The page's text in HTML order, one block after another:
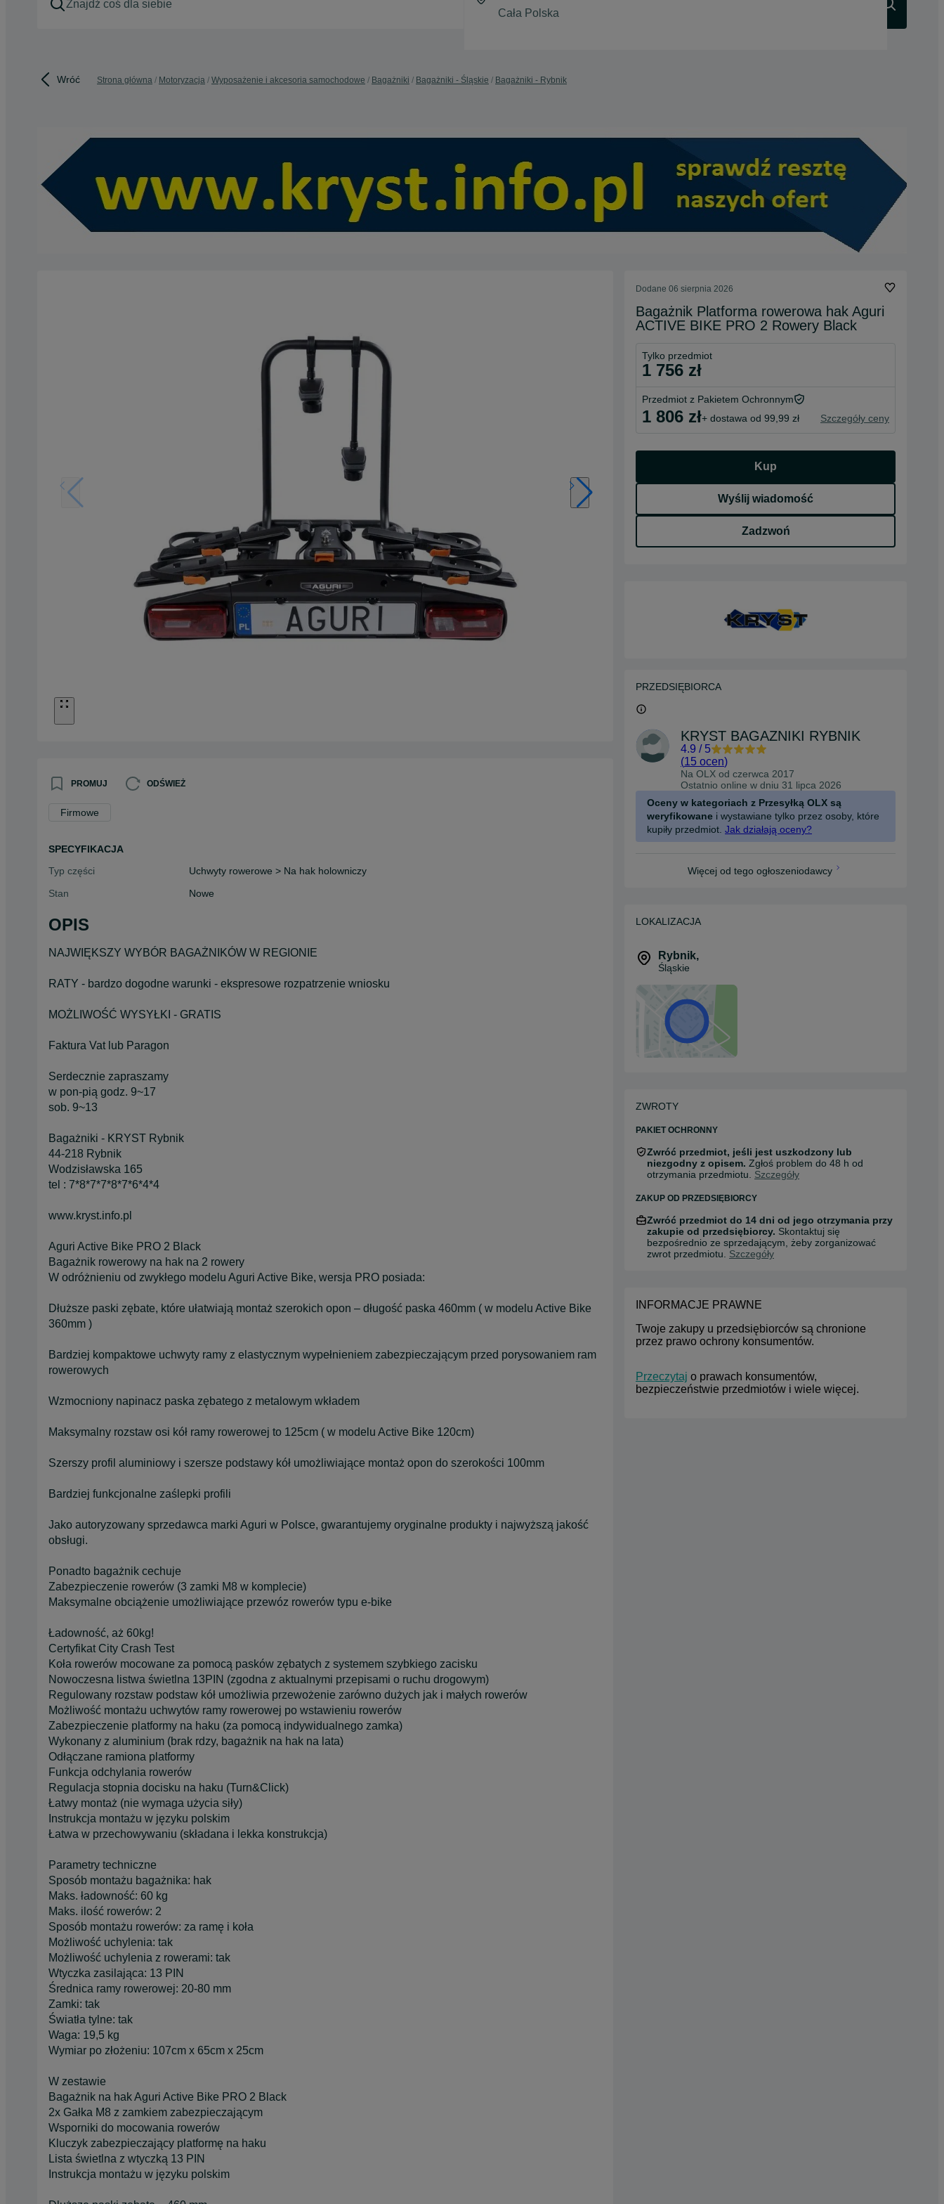
Wróć Strona główna Motoryzacja Wyposażenie i akcesoria samochodowe Bagażniki Bagażniki - Śląskie Bagażniki - Rybnik
PROMUJ ODŚWIEŻ
Firmowe
SPECYFIKACJA
Typ części
Uchwyty rowerowe > Na hak holowniczy
Stan
Nowe
OPIS
NAJWIĘKSZY WYBÓR BAGAŻNIKÓW W REGIONIE
RATY - bardzo dogodne warunki - ekspresowe rozpatrzenie wniosku
MOŻLIWOŚĆ WYSYŁKI - GRATIS
Faktura Vat lub Paragon
Serdecznie zapraszamy
w pon-pią godz. 9~17
sob. 9~13
Bagażniki - KRYST Rybnik
44-218 Rybnik
Wodzisławska 165
tel : 7*8*7*7*8*7*6*4*4
www.kryst.info.pl
Aguri Active Bike PRO 2 Black
Bagażnik rowerowy na hak na 2 rowery
W odróżnieniu od zwykłego modelu Aguri Active Bike, wersja PRO posiada:
Dłuższe paski zębate, które ułatwiają montaż szerokich opon – długość paska 460mm ( w modelu Active Bike
360mm )
Bardziej kompaktowe uchwyty ramy z elastycznym wypełnieniem zabezpieczającym przed porysowaniem ram
rowerowych
Wzmocniony napinacz paska zębatego z metalowym wkładem
Maksymalny rozstaw osi kół ramy rowerowej to 125cm ( w modelu Active Bike 120cm)
Szerszy profil aluminiowy i szersze podstawy kół umożliwiające montaż opon do szerokości 100mm
Bardziej funkcjonalne zaślepki profili
Jako autoryzowany sprzedawca marki Aguri w Polsce, gwarantujemy oryginalne produkty i najwyższą jakość
obsługi.
Ponadto bagażnik cechuje
Zabezpieczenie rowerów (3 zamki M8 w komplecie)
Maksymalne obciążenie umożliwiające przewóz rowerów typu e-bike
Ładowność, aż 60kg!
Certyfikat City Crash Test
Koła rowerów mocowane za pomocą pasków zębatych z systemem szybkiego zacisku
Nowoczesna listwa świetlna 13PIN (zgodna z aktualnymi przepisami o ruchu drogowym)
Regulowany rozstaw podstaw kół umożliwia przewożenie zarówno dużych jak i małych rowerów
Możliwość montażu uchwytów ramy rowerowej po wstawieniu rowerów
Zabezpieczenie platformy na haku (za pomocą indywidualnego zamka)
Wykonany z aluminium (brak rdzy, bagażnik na hak na lata)
Odłączane ramiona platformy
Funkcja odchylania rowerów
Regulacja stopnia docisku na haku (Turn&Click)
Łatwy montaż (nie wymaga użycia siły)
Instrukcja montażu w języku polskim
Łatwa w przechowywaniu (składana i lekka konstrukcja)
Parametry techniczne
Sposób montażu bagażnika: hak
Maks. ładowność: 60 kg
Maks. ilość rowerów: 2
Sposób montażu rowerów: za ramę i koła
Możliwość uchylenia: tak
Możliwość uchylenia z rowerami: tak
Wtyczka zasilająca: 13 PIN
Średnica ramy rowerowej: 20-80 mm
Zamki: tak
Światła tylne: tak
Waga: 19,5 kg
Wymiar po złożeniu: 107cm x 65cm x 25cm
W zestawie
Bagażnik na hak Aguri Active Bike PRO 2 Black
2x Gałka M8 z zamkiem zabezpieczającym
Wsporniki do mocowania rowerów
Kluczyk zabezpieczający platformę na haku
Lista świetlna z wtyczką 13 PIN
Instrukcja montażu w języku polskim
Dodane 06 sierpnia 2026
Bagażnik Platforma rowerowa hak Aguri
ACTIVE BIKE PRO 2 Rowery Black
Tylko przedmiot
1 756 zł
Przedmiot z Pakietem Ochronnym
1 806 zł+ dostawa od 99,99 zł Szczegóły ceny
Kup
Wyślij wiadomość
Zadzwoń
PRZEDSIĘBIORCA
KRYST BAGAZNIKI RYBNIK
4.9 / 5
(15 ocen)
Na OLX od czerwca 2017
Ostatnio online w dniu 31 lipca 2026
Oceny w kategoriach z Przesyłką OLX są
weryfikowane i wystawiane tylko przez osoby, które
kupiły przedmiot. Jak działają oceny?
Więcej od tego ogłoszeniodawcy
LOKALIZACJA
Rybnik,
Śląskie
ZWROTY
PAKIET OCHRONNY
Zwróć przedmiot, jeśli jest uszkodzony lub
niezgodny z opisem. Zgłoś problem do 48 h od
otrzymania przedmiotu. Szczegóły
ZAKUP OD PRZEDSIĘBIORCY
Zwróć przedmiot do 14 dni od jego otrzymania przy
zakupie od przedsiębiorcy. Skontaktuj się
bezpośrednio ze sprzedającym, żeby zorganizować
zwrot przedmiotu. Szczegóły
INFORMACJE PRAWNE
Twoje zakupy u przedsiębiorców są chronione
przez prawo ochrony konsumentów.
Przeczytaj o prawach konsumentów,
bezpieczeństwie przedmiotów i wiele więcej.